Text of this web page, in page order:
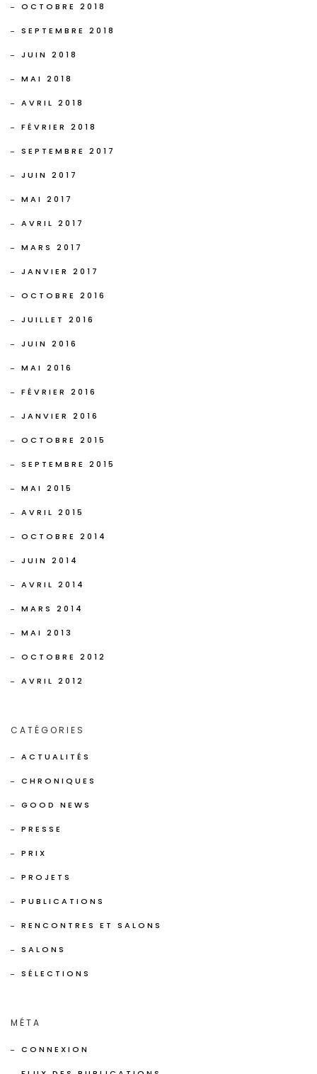
OCTOBRE 2018
SEPTEMBRE 2018
JUIN 2018
MAI 2018
AVRIL 2018
FÉVRIER 2018
SEPTEMBRE 2017
JUIN 2017
MAI 2017
AVRIL 2017
MARS 2017
JANVIER 2017
OCTOBRE 2016
JUILLET 2016
JUIN 2016
MAI 2016
FÉVRIER 2016
JANVIER 2016
OCTOBRE 2015
SEPTEMBRE 2015
MAI 2015
AVRIL 2015
OCTOBRE 2014
JUIN 2014
AVRIL 2014
MARS 2014
MAI 2013
OCTOBRE 2012
AVRIL 2012
CATÉGORIES
ACTUALITÉS
CHRONIQUES
GOOD NEWS
PRESSE
PRIX
PROJETS
PUBLICATIONS
RENCONTRES ET SALONS
SALONS
SÉLECTIONS
MÉTA
CONNEXION